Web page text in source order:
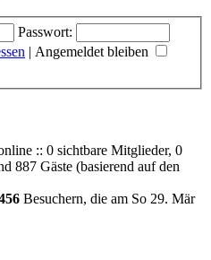
Passwort:
| Angemeldet bleiben
:: 0 sichtbare Mitglieder, 0
887 Gäste (basierend auf den
Besuchern, die am So 29. Mär